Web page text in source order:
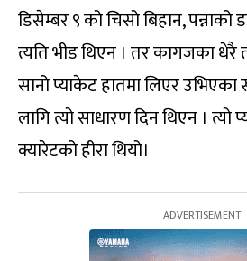
डिसेम्बर ९ को चिसो बिहान, पन्नाको
त्यति भीड थिएन । तर कागजका धेरै
सानो प्याकेट हातमा लिएर
लागि त्यो साधारण दिन थिएन । त्यो
क्यारेटको हीरा थियो।